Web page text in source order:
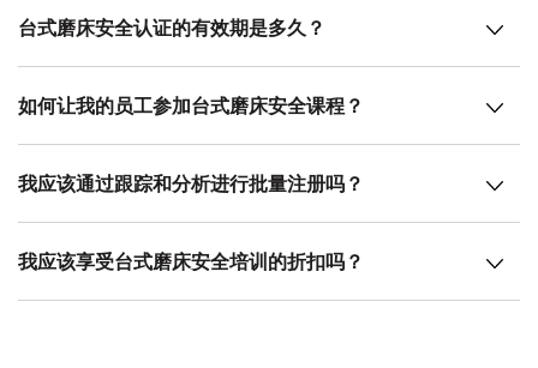
台式磨床安全认证的有效期是多久？
如何让我的员工参加台式磨床安全课程？
我应该通过跟踪和分析进行批量注册吗？
我应该享受台式磨床安全培训的折扣吗？